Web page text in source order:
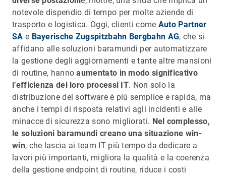
notevole dispendio di tempo per molte aziende di
trasporto e logistica. Oggi, clienti come Auto Partner
SA e Bayerische Zugspitzbahn Bergbahn AG, che si
affidano alle soluzioni baramundi per automatizzare
la gestione degli aggiornamenti e tante altre mansioni
di routine, hannoaumentato in modo significativo
l’efficienza dei loro processi IT. Non solo la
distribuzione del software è più semplice e rapida, ma
anche i tempi di risposta relativi agli incidenti e alle
minacce di sicurezza sono migliorati. Nel complesso,
le soluzioni baramundi creano una situazione win-
win, che lascia ai team IT più tempo da dedicare a
lavori più importanti, migliora la qualità e la coerenza
della gestione endpoint di routine, riduce i costi